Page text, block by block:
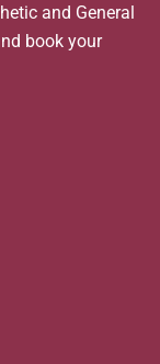
and General
book your